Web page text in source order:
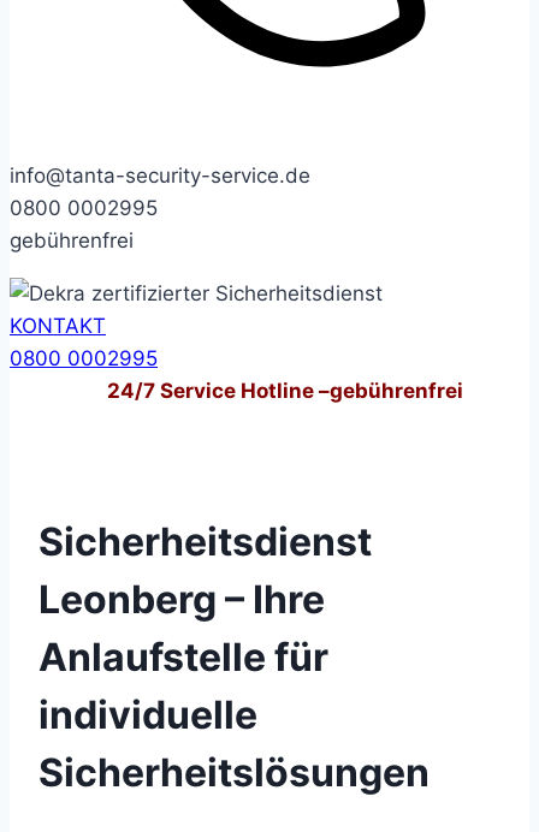
info@tanta-security-service.de
0800 0002995
gebührenfrei
KONTAKT
0800 0002995
24/7Service Hotline –gebührenfrei
Sicherheitsdienst
Leonberg – Ihre
Anlaufstelle für
individuelle
Sicherheitslösungen